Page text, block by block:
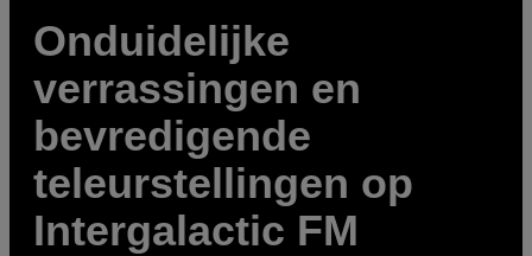
Onduidelijke
verrassingen en
bevredigende
teleurstellingen op
Intergalactic FM